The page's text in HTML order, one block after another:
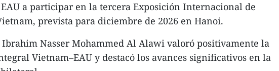
a participar en la tercera Exposición Internacional de
prevista para diciembre de 2026 en Hanoi.
Ibrahim Nasser Mohammed Al Alawi valoró positivamente la
Vietnam–EAU y destacó los avances significativos en la